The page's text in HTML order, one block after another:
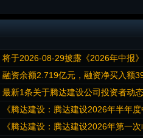
将于2026-08-29披露《2026年中报》
融资余额2.719亿元，融资净买入额
最新1条关于腾达建设公司投资者动
《腾达建设：腾达建设2026年半年
《腾达建设：腾达建设2026年第一